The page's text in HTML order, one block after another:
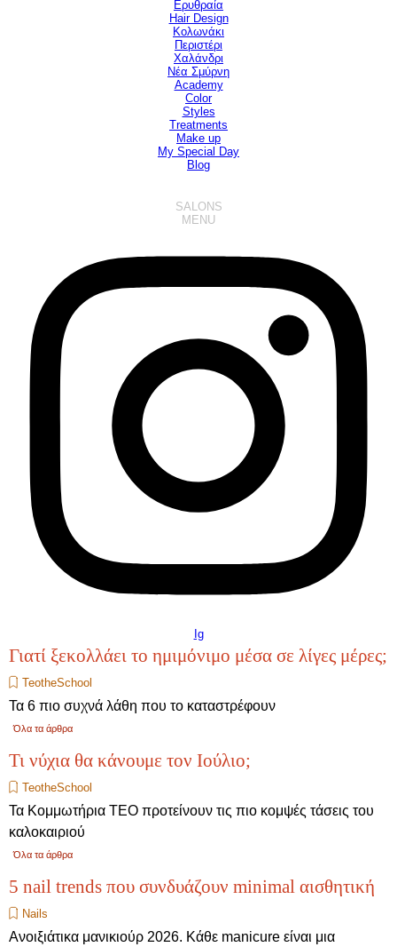
Ερυθραία
Hair Design▼
Κολωνάκι
Περιστέρι
Χαλάνδρι
Νέα Σμύρνη
Academy
Color
Styles
Treatments
Make up
My Special Day
Blog
SALONS
MENU
Ig
Γιατί ξεκολλάει το ημιμόνιμο μέσα σε λίγες μέρες;
TeotheSchool
Τα 6 πιο συχνά λάθη που το καταστρέφουν
Όλα τα άρθρα
Τι νύχια θα κάνουμε τον Ιούλιο;
TeotheSchool
Τα Κομμωτήρια ΤΕΟ προτείνουν τις πιο κομψές τάσεις του
καλοκαιριού
Όλα τα άρθρα
5 nail trends που συνδυάζουν minimal αισθητική
Νails
Aνοιξιάτικα μανικιούρ 2026. Κάθε manicure είναι μια